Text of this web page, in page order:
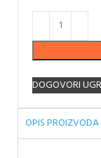
DOGOVORI
OPIS PROIZVODA